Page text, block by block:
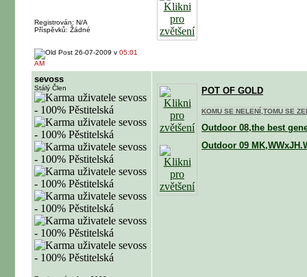
Registrován: N/A
Příspěvků: Žádné
26-07-2009 v 05:01
AM
sevoss
Stálý Člen POT OF GOLD
KOMU SE NELENÍ,TOMU SE
Outdoor 08,the best
Outdoor 09